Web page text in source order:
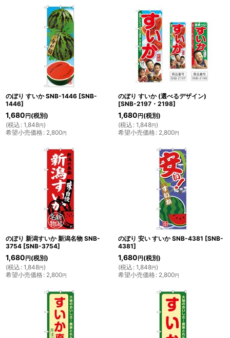
のぼり すいか SNB-1446 [SNB-
1446]
1,680 円 (税別)
(税込 : 1,848円)
希望小売価格: 2,800円
のぼり すいか (選べるデザイン)
[SNB-2197・2198]
1,680 円 (税別)
(税込 : 1,848円)
希望小売価格: 2,800円
のぼり 新潟すいか 新潟名物 SNB-
3754 [SNB-3754]
1,680 円 (税別)
(税込 : 1,848円)
希望小売価格: 2,800円
のぼり 安い すいか SNB-4381 [SNB-
4381]
1,680 円 (税別)
(税込 : 1,848円)
希望小売価格: 2,800円